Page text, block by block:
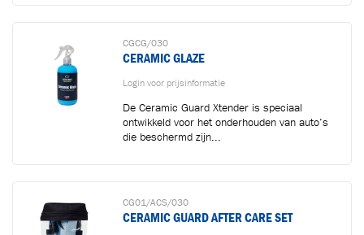
CGCG/030
CERAMIC GLAZE
Login voor prijsinformatie
De Ceramic Guard Xtender is speciaal
ontwikkeld voor het onderhouden van auto’s
die beschermd zijn...
CG01/ACS/030
CERAMIC GUARD AFTER CARE SET